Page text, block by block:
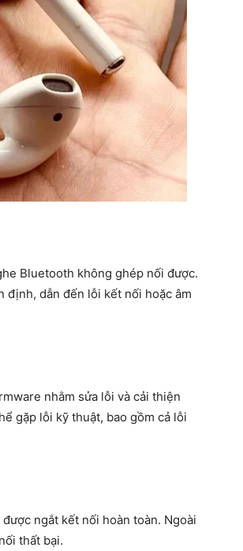
Bluetooth không ghép nối được.
định, dẫn đến lỗi kết nối hoặc âm
nhằm sửa lỗi và cải thiện
gặp lỗi kỹ thuật, bao gồm cả lỗi
ngắt kết nối hoàn toàn. Ngoài
thất bại.